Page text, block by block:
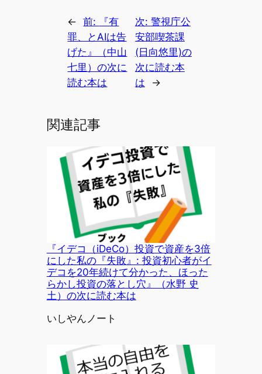
← 前:
『有
罪、とAIは告
げた』（中山
七里）の次に
読む本は
次: 警視庁公
安部喫茶課
(日向悠里)の
次に読む本
は
→
関連記事
『イデコ（iDeCo）投資で資産を3倍
にした私の『失敗』: 投資初心者がイ
デコを20年続けて分かった、ほった
らかし投資の落とし穴』（水野 史
土）の次に読む本は
投稿者
いしやんノート